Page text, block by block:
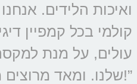
ואיכות הלידים.
קולמי בכל קמפיין
עולים, על מנת
שלנו. ומאד מרוצים מהתוצאות ומהשרות!”